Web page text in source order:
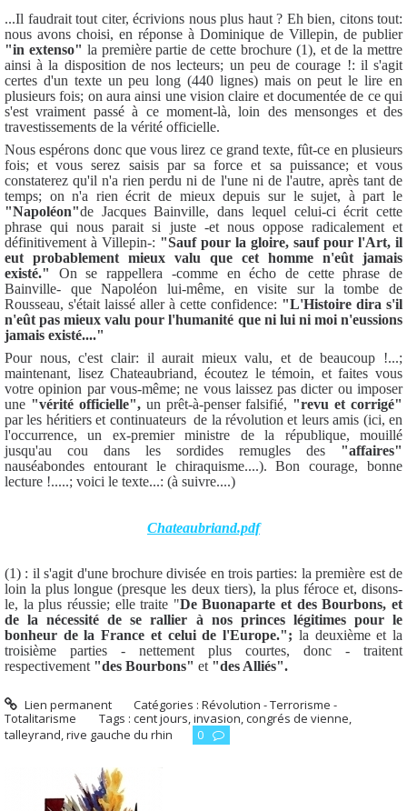
...Il faudrait tout citer, écrivions nous plus haut ? Eh bien, citons tout:
nous avons choisi, en réponse à Dominique de Villepin, de publier
"in extenso" la première partie de cette brochure (1), et de la mettre
ainsi à la disposition de nos lecteurs; un peu de courage !: il s'agit
certes d'un texte un peu long (440 lignes) mais on peut le lire en
plusieurs fois; on aura ainsi une vision claire et documentée de ce qui
s'est vraiment passé à ce moment-là, loin des mensonges et des
travestissements de la vérité officielle.
Nous espérons donc que vous lirez ce grand texte, fût-ce en plusieurs
fois; et vous serez saisis par sa force et sa puissance; et vous
constaterez qu'il n'a rien perdu ni de l'une ni de l'autre, après tant de
temps; on n'a rien écrit de mieux depuis sur le sujet, à part le
"Napoléon"de Jacques Bainville, dans lequel celui-ci écrit cette
phrase qui nous parait si juste -et nous oppose radicalement et
définitivement à Villepin-: "Sauf pour la gloire, sauf pour l'Art, il
eut probablement mieux valu que cet homme n'eût jamais
existé."
On se rappellera -comme en écho de cette phrase de
Bainville- que Napoléon lui-même, en visite sur la tombe de
Rousseau, s'était laissé aller à cette confidence: "L'Histoire dira s'il
n'eût pas mieux valu pour l'humanité que ni lui ni moi n'eussions
jamais existé...."
Pour nous, c'est clair: il aurait mieux valu, et de beaucoup !...;
maintenant, lisez Chateaubriand, écoutez le témoin, et faites vous
votre opinion par vous-même; ne vous laissez pas dicter ou imposer
une "vérité officielle",un prêt-à-penser falsifié, "revu et corrigé"
par les héritiers et continuateurs de la révolution et leurs amis (ici, en
l'occurrence, un ex-premier ministre de la république, mouillé
jusqu'au cou dans les sordides remugles des "affaires"
nauséabondes entourant le chiraquisme....). Bon courage, bonne
lecture !.....; voici le texte...: (à suivre....)
Chateaubriand.pdf
(1) : il s'agit d'une brochure divisée en trois parties: la première est de
loin la plus longue (presque les deux tiers), la plus féroce et, disons-
le, la plus réussie; elle traite "De Buonaparte et des Bourbons, et
de la nécessité de se rallier à nos princes légitimes pour le
bonheur de la France et celui de l'Europe."; la deuxième et la
troisième parties - nettement plus courtes, donc - traitent
respectivement "des Bourbons" et "des Alliés".
Lien permanent Catégories :Révolution - Terrorisme -
Totalitarisme
Tags : cent jours,invasion,congrés de vienne,
talleyrand,rive gauche du rhin 0